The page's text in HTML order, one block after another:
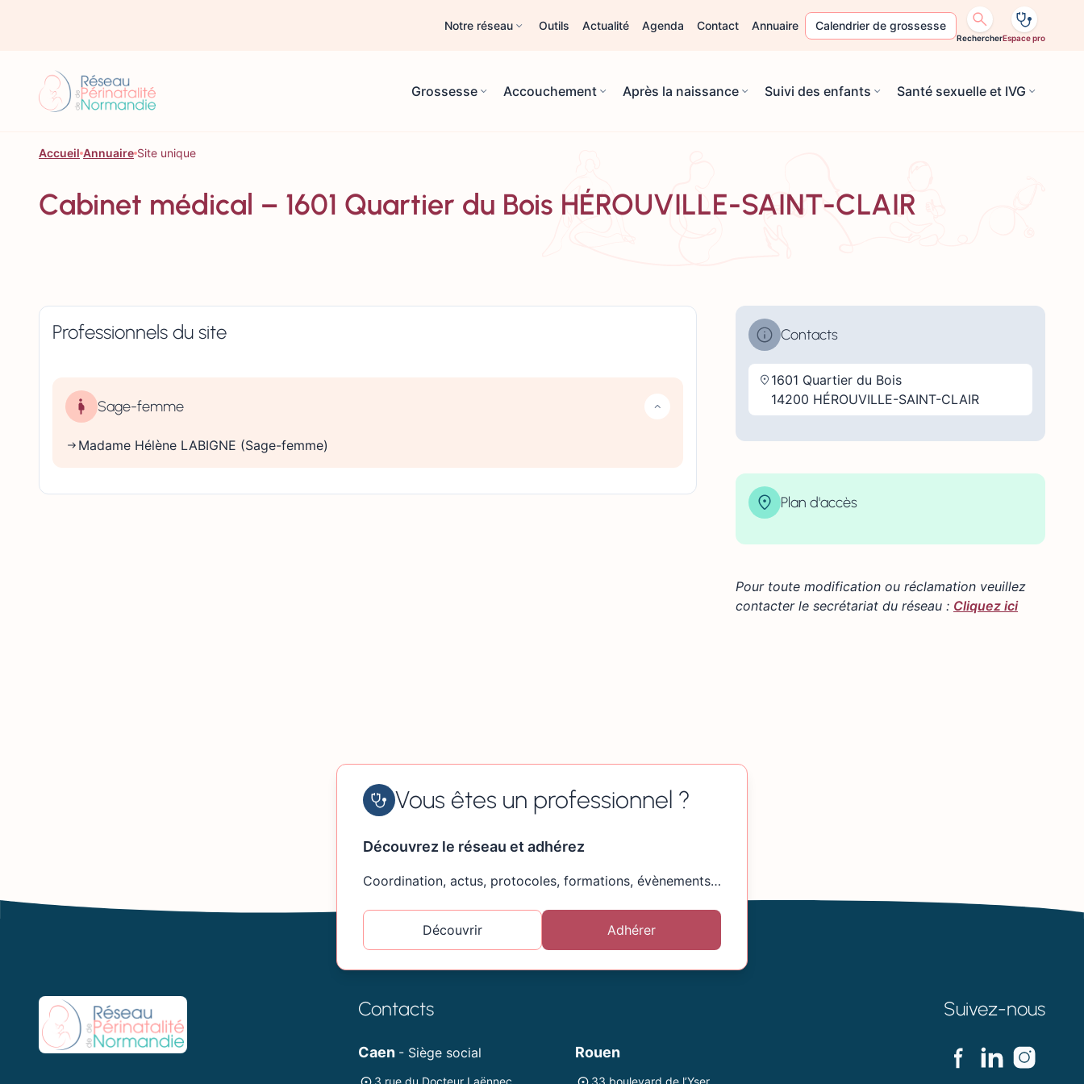
Notre réseau Outils Actualité Agenda Contact Annuaire Calendrier de grossesse
RechercherEspace pro
Grossesse Accouchement Après la naissance Suivi des enfants Santé sexuelle et IVG
Accueil Annuaire Site unique
Cabinet médical – 1601 Quartier du Bois HÉROUVILLE-SAINT-CLAIR
Professionnels du site
Sage-femme
Madame Hélène LABIGNE (Sage-femme)
Contacts
1601 Quartier du Bois
14200 HÉROUVILLE-SAINT-CLAIR
Plan d'accès
×
−
Pour toute modification ou réclamation veuillez
contacter le secrétariat du réseau : Cliquez ici
Vous êtes un professionnel ?
Découvrez le réseau et adhérez
Coordination, actus, protocoles, formations, évènements…
Découvrir Adhérer
Contacts
Caen - Siège social
3 rue du Docteur Laënnec
Rouen
33 boulevard de l’Yser
Suivez-nous